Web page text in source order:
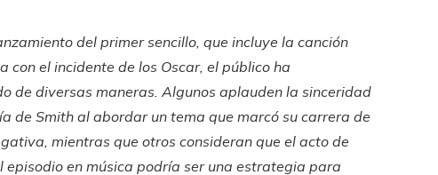
del primer sencillo, que incluye la canción
con el incidente de los Oscar, el público ha
de diversas maneras. Algunos aplauden la sinceridad
de Smith al abordar un tema que marcó su carrera de
mientras que otros consideran que el acto de
episodio en música podría ser una estrategia para